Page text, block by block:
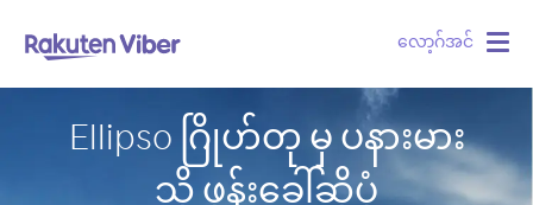
လော့ဂ်အင်
Ellipso ဂြိုဟ်တု မှ ပနားမား
သို့ ဖုန်းခေါ်ဆိုပုံ